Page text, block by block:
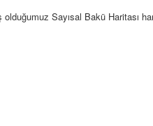
Sayısal Bakü Haritası